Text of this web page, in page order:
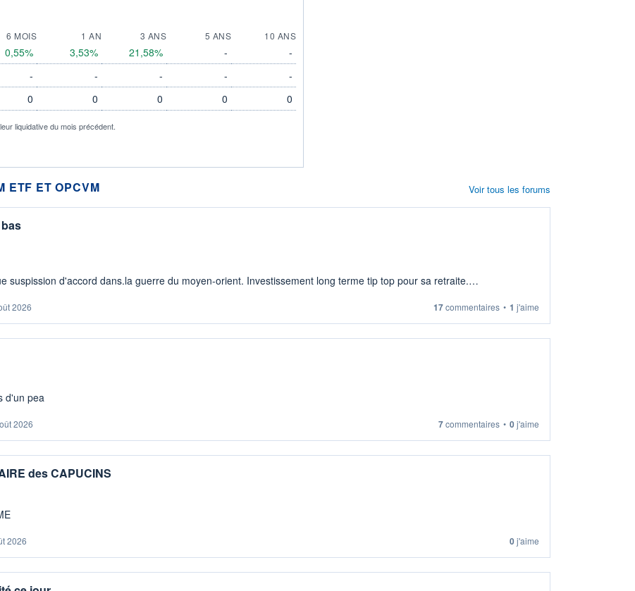
6 MOIS 1 AN 3 ANS 5 ANS
10 ANS
0,55% 3,53% 21,58% - -
- - - - -
0 0 0 0 0
liquidative du mois précédent.
ETF ET OPCVM
suspission d'accord dans.la guerre du moyen-orient. Investissement long terme tip top pour sa retraite.
2026 17commentaires • 1 j'aime
d'un pea
2026 7commentaires • 0j'aime
des CAPUCINS
2026 0j'aime
Voir tous les forums